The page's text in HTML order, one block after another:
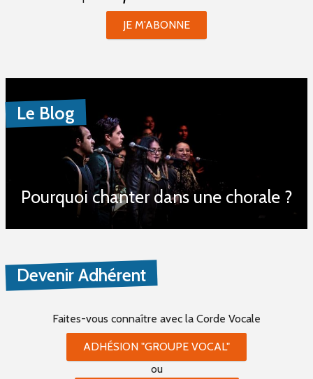
JE M'ABONNE
Le Blog
Pourquoi chanter dans une chorale ?
Devenir Adhérent
Faites-vous connaître avec la Corde Vocale
ADHÉSION "GROUPE VOCAL"
ou